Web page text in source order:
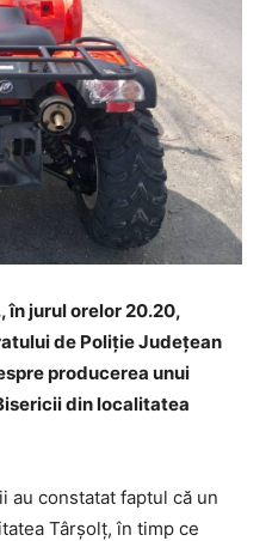
în jurul orelor 20.20,
de Poliție Județean
producerea unui
din localitatea
au constatat faptul că un
Târșolț, în timp ce